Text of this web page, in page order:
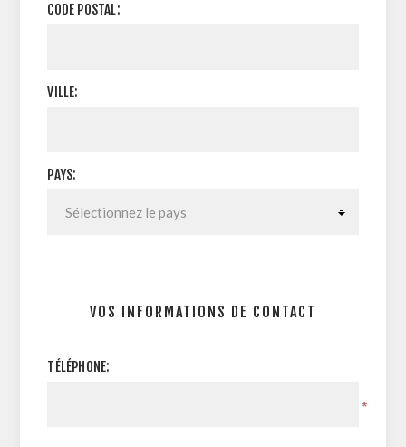
CODE POSTAL:
VILLE:
PAYS:
VOS INFORMATIONS DE CONTACT
TÉLÉPHONE:
*